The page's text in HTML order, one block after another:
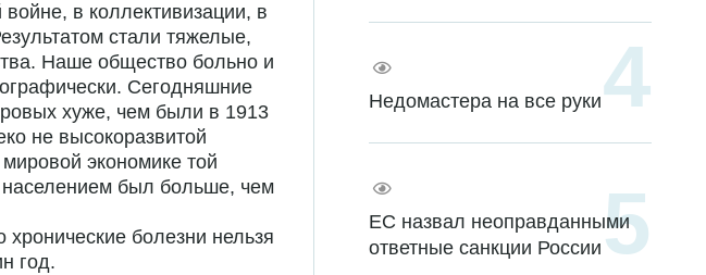
в коллективизации, в
стали тяжелые,
Наше общество больно и
Сегодняшние
хуже, чем были в 1913
не высокоразвитой
экономике той
населением был больше, чем
болезни нельзя
год.
Недомастера на все руки
ЕС назвал неоправданными
ответные санкции России